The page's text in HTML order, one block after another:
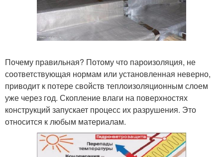
Почему правильная? Потому что пароизоляция, не
соответствующая нормам или установленная неверно,
приводит к потере свойств теплоизоляционным слоем
уже через год. Скопление влаги на поверхностях
конструкций запускает процесс их разрушения. Это
относится к любым материалам.